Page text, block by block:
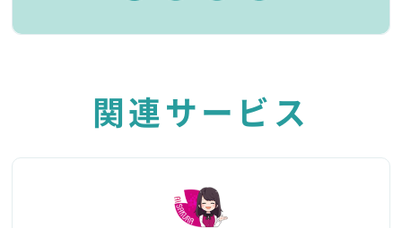
関連サービス